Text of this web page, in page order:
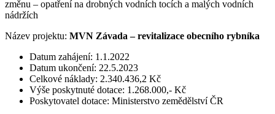
změnu – opatření na drobných vodních tocích a malých vodních
nádržích
Název projektu: MVN Závada – revitalizace obecního rybníka
Datum zahájení: 1.1.2022
Datum ukončení: 22.5.2023
Celkové náklady: 2.340.436,2 Kč
Výše poskytnuté dotace: 1.268.000,- Kč
Poskytovatel dotace: Ministerstvo zemědělství ČR